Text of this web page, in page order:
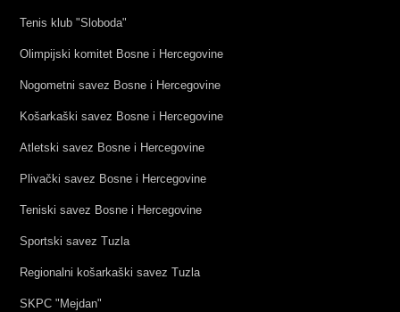
Tenis klub "Sloboda"
Olimpijski komitet Bosne i Hercegovine
Nogometni savez Bosne i Hercegovine
Košarkaški savez Bosne i Hercegovine
Atletski savez Bosne i Hercegovine
Plivački savez Bosne i Hercegovine
Teniski savez Bosne i Hercegovine
Sportski savez Tuzla
Regionalni košarkaški savez Tuzla
SKPC "Mejdan"